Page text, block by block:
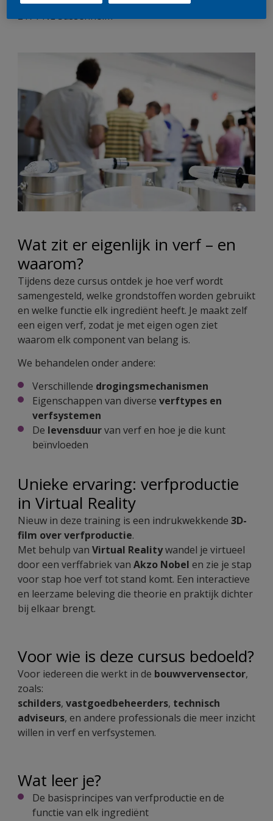
2171 NL Sassenheim
Wat zit er eigenlijk in verf – en
waarom?
Tijdens deze cursus ontdek je hoe verf wordt
samengesteld, welke grondstoffen worden gebruikt
en welke functie elk ingrediënt heeft. Je maakt zelf
een eigen verf, zodat je met eigen ogen ziet
waarom elk component van belang is.
We behandelen onder andere:
Verschillende drogingsmechanismen
Eigenschappen van diverse verftypes en
verfsystemen
De levensduurvan verf en hoe je die kunt
beïnvloeden
Unieke ervaring: verfproductie
in Virtual Reality
Nieuw in deze training is een indrukwekkende 3D-
film over verfproductie.
Met behulp van Virtual Realitywandel je virtueel
door een verffabriek van Akzo Nobel en zie je stap
voor stap hoe verf tot stand komt. Een interactieve
en leerzame beleving die theorie en praktijk dichter
bij elkaar brengt.
Voor wie is deze cursus bedoeld?
Voor iedereen die werkt in de bouwvervensector,
zoals:
schilders, vastgoedbeheerders, technisch
adviseurs, en andere professionals die meer inzicht
willen in verf en verfsystemen.
Wat leer je?
De basisprincipes van verfproductie en de
functie van elk ingrediënt